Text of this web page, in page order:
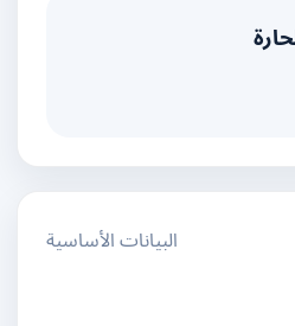
البيانات الأساسية